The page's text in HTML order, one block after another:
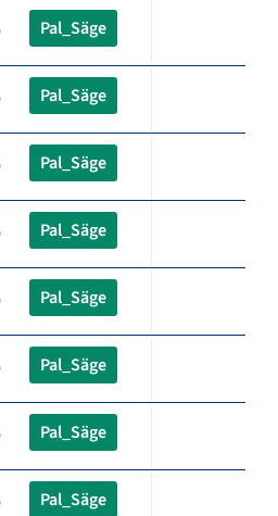
Pal_Säge
Pal_Säge
Pal_Säge
Pal_Säge
Pal_Säge
Pal_Säge
Pal_Säge
Pal_Säge